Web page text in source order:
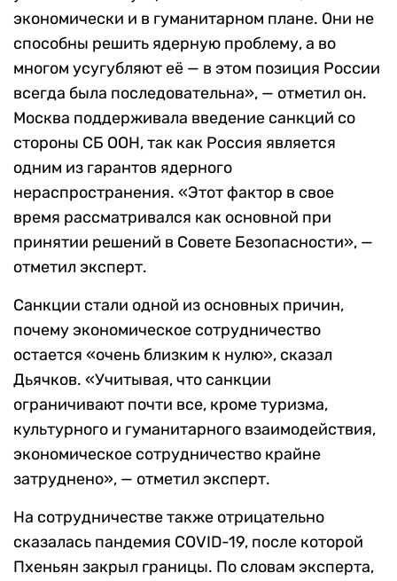
экономически и в гуманитарном плане. Они не
способны решить ядерную проблему, а во
многом усугубляют её — в этом позиция России
всегда была последовательна», — отметил он.
Москва поддерживала введение санкций со
стороны СБ ООН, так как Россия является
одним из гарантов ядерного
нераспространения. «Этот фактор в свое
время рассматривался как основной при
принятии решений в Совете Безопасности», —
отметил эксперт.
Санкции стали одной из основных причин,
почему экономическое сотрудничество
остается «очень близким к нулю», сказал
Дьячков. «Учитывая, что санкции
ограничивают почти все, кроме туризма,
культурного и гуманитарного взаимодействия,
экономическое сотрудничество крайне
затруднено», — отметил эксперт.
На сотрудничестве также отрицательно
сказалась пандемия COVID-19, после которой
Пхеньян закрыл границы. По словам эксперта,